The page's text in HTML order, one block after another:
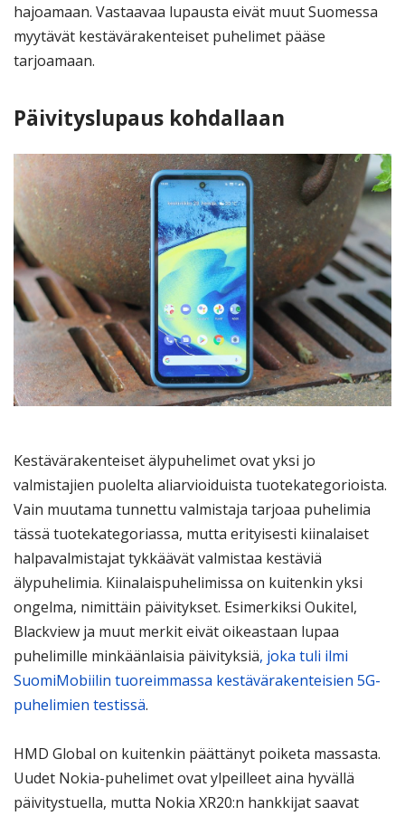
hajoamaan. Vastaavaa lupausta eivät muut Suomessa
myytävät kestävärakenteiset puhelimet pääse
tarjoamaan.
Päivityslupaus kohdallaan
Kestävärakenteiset älypuhelimet ovat yksi jo
valmistajien puolelta aliarvioiduista tuotekategorioista.
Vain muutama tunnettu valmistaja tarjoaa puhelimia
tässä tuotekategoriassa, mutta erityisesti kiinalaiset
halpavalmistajat tykkäävät valmistaa kestäviä
älypuhelimia. Kiinalaispuhelimissa on kuitenkin yksi
ongelma, nimittäin päivitykset. Esimerkiksi Oukitel,
Blackview ja muut merkit eivät oikeastaan lupaa
puhelimille minkäänlaisia päivityksiä, joka tuli ilmi
SuomiMobiilin tuoreimmassa kestävärakenteisien 5G-
puhelimien testissä.
HMD Global on kuitenkin päättänyt poiketa massasta.
Uudet Nokia-puhelimet ovat ylpeilleet aina hyvällä
päivitystuella, mutta Nokia XR20:n hankkijat saavat